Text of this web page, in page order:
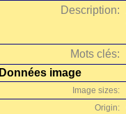
Description:
Mots clés:
Données image
Image sizes:
Origin: